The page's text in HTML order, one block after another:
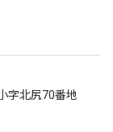
字北尻70番地